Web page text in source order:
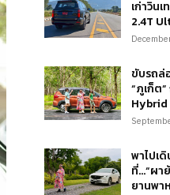
เก่าวิน
2.4T
ขับรถล่
“ภูเก็ต
Hybrid
พาไปเ
ที่…“ผา
ยานพา